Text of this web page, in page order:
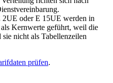
oder E 15UE werden in
Kernwerte geführt, weil die
nicht als Tabellenzeilen
prüfen.